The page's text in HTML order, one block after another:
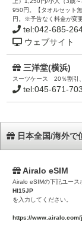
950円。【タオルセット
円。※予告なく料金が変
tel:042-685-
ウェブサイト
三洋堂(横浜)
スーツケース 20％割引
tel:045-671-
日本全国/海外で
Airalo eSIM
Airalo eSIMの下記ユース
HI15JP
を入力してください。
https://www.airalo.com/